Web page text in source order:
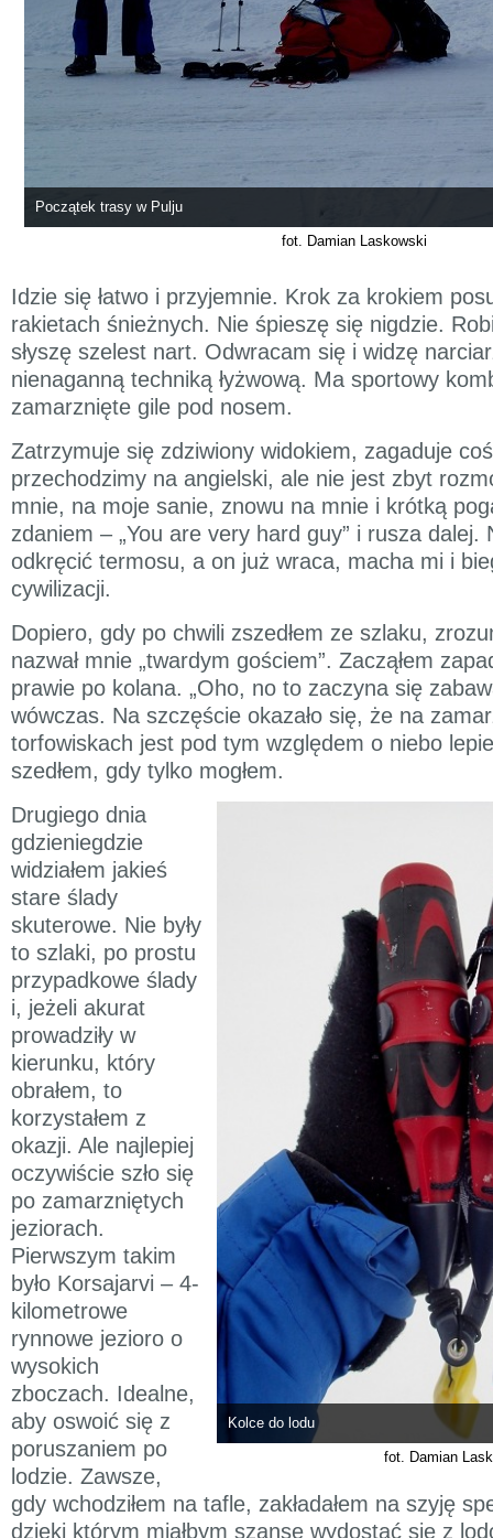
Początek trasy w Pulju
fot. Damian Laskowski
Idzie się łatwo i przyjemnie. Krok za krokiem
rakietach śnieżnych. Nie śpieszę się nigdzie.
słyszę szelest nart. Odwracam się i widzę
nienaganną techniką łyżwową. Ma sportowy
zamarznięte gile pod nosem.
Zatrzymuje się zdziwiony widokiem, zagaduje
przechodzimy na angielski, ale nie jest zbyt
mnie, na moje sanie, znowu na mnie i krótką
zdaniem – „You are very hard guy” i rusza dalej.
odkręcić termosu, a on już wraca, macha mi i
cywilizacji.
Dopiero, gdy po chwili zszedłem ze szlaku,
nazwał mnie „twardym gościem”. Zacząłem
prawie po kolana. „Oho, no to zaczyna się
wówczas. Na szczęście okazało się, że na
torfowiskach jest pod tym względem o niebo
szedłem, gdy tylko mogłem.
Kolce do lodu
fot. Damian
Drugiego dnia
gdzieniegdzie
widziałem jakieś
stare ślady
skuterowe. Nie były
to szlaki, po prostu
przypadkowe ślady
i, jeżeli akurat
prowadziły w
kierunku, który
obrałem, to
korzystałem z
okazji. Ale najlepiej
oczywiście szło się
po zamarzniętych
jeziorach.
Pierwszym takim
było Korsajarvi – 4-
kilometrowe
rynnowe jezioro o
wysokich
zboczach. Idealne,
aby oswoić się z
poruszaniem po
lodzie. Zawsze,
gdy wchodziłem na tafle, zakładałem na szyję
dzięki którym miałbym szanse wydostać się z